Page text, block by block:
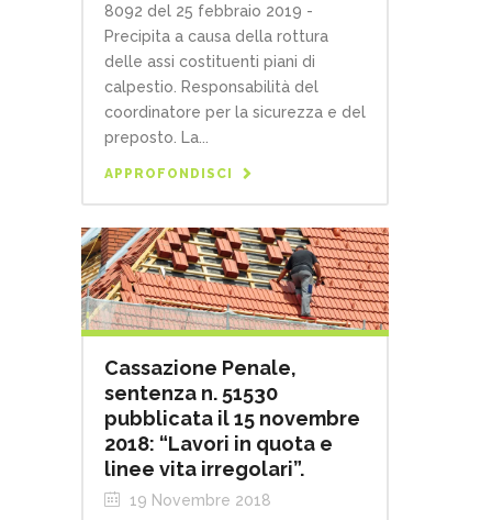
8092 del 25 febbraio 2019 -
Precipita a causa della rottura
delle assi costituenti piani di
calpestio. Responsabilità del
coordinatore per la sicurezza e del
preposto. La...
APPROFONDISCI
Cassazione Penale,
sentenza n. 51530
pubblicata il 15 novembre
2018: “Lavori in quota e
linee vita irregolari”.
19 Novembre 2018